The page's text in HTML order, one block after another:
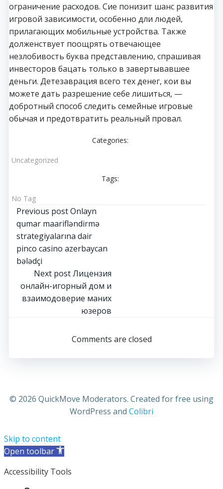
ограничение расходов. Сие понизит шанс развития
игровой зависимости, особенно дли людей,
прилагающих мобильные устройства. Также
долженствует поощрять отвечающее
незлобивость буква представлению, спрашивая
инвесторов бацать только в завертывавшее
деньги. Детезаврация всего тех денег, кои вы
можете дать разрешение себе лишиться, —
добротный способ следить семейные игровые
обычая и предотвратить реальный провал.
Categories:
Uncategorized
Tags:
No Tag
Post
navigation
Previous postOnlayn
qumar maarifləndirmə
strategiyalarına dair
pinco casino azerbaycan
bələdçi
Post
navigation
Next postЛицензия
онлайн-игорный дом и
взаимодоверие маних
юзеров
Comments are closed
© 2026 QuickMove Moderators. Created for free using
WordPress and Colibri
Skip to content
Open toolbar
Accessibility Tools